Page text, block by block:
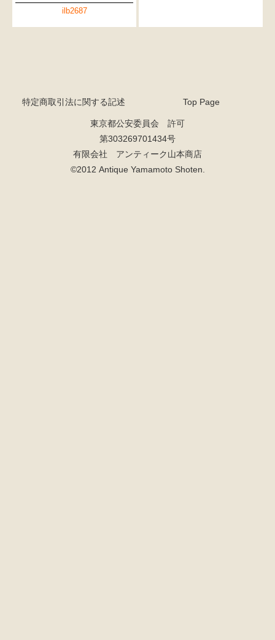
ilb2687
特定商取引法に関する記述 Top Page
東京都公安委員会 許可
第303269701434号
有限会社 アンティーク山本商店
©2012 Antique Yamamoto Shoten.